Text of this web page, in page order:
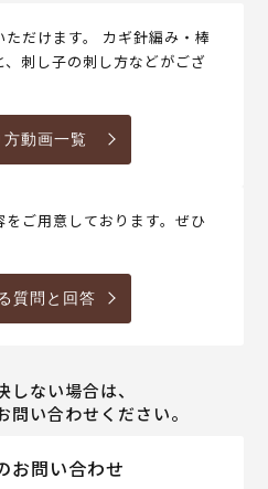
だけます。 カギ針編み・棒
刺し子の刺し方などがござ
方動画一覧
ご用意しております。ぜひ
質問と回答
しない場合は、
問い合わせください。
お問い合わせ